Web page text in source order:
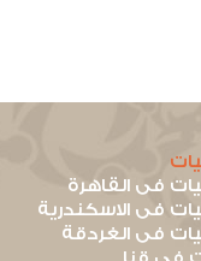
فى القاهرة
فى الاسكندرية
فى الغردقة